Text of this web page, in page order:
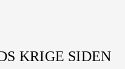
KRIGE SIDEN